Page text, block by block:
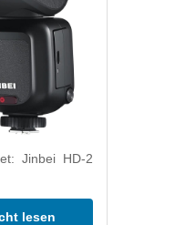
Jinbei HD-2
lesen